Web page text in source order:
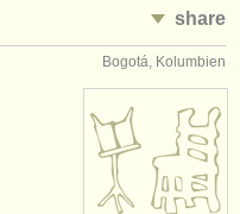
share
Bogotá, Kolumbien